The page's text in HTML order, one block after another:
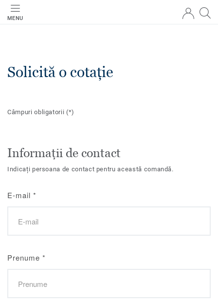
MENU
Solicită o cotație
Câmpuri obligatorii(*)
Informații de contact
Indicați persoana de contact pentru această comandă.
E-mail *
Prenume *